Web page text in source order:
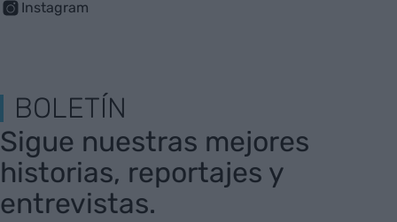
Instagram
BOLETÍN
Sigue nuestras mejores
historias, reportajes y
entrevistas.